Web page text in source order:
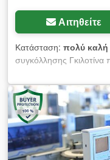
Αιτηθείτε
Κατάσταση: πολύ καλή
συγκόλλησης Γκιλοτίνα
Chsdpsttu Riofx Afloa